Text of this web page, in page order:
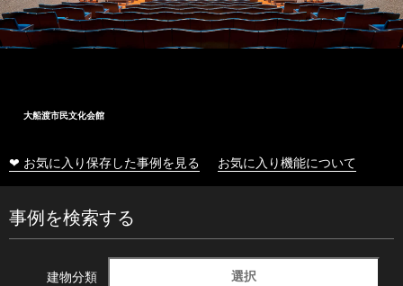
大船渡市民文化会館
❤ お気に入り保存した事例を見る お気に入り機能について
事例を検索する
建物分類 選択